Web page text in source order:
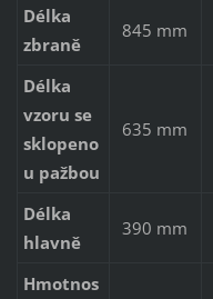
Délka
zbraně
845 mm
Délka
vzoru se
sklopeno
u pažbou
635 mm
Délka
hlavně
390 mm
Hmotnos